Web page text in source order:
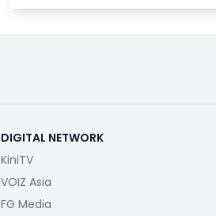
DIGITAL NETWORK
KiniTV
VOIZ Asia
FG Media